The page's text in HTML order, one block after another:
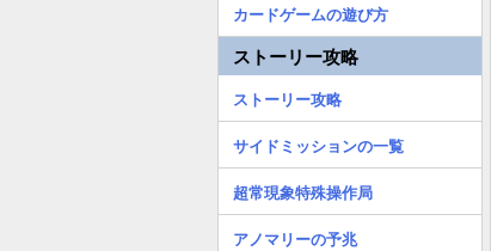
カードゲームの遊び方
ストーリー攻略
ストーリー攻略
サイドミッションの一覧
超常現象特殊操作局
アノマリーの予兆